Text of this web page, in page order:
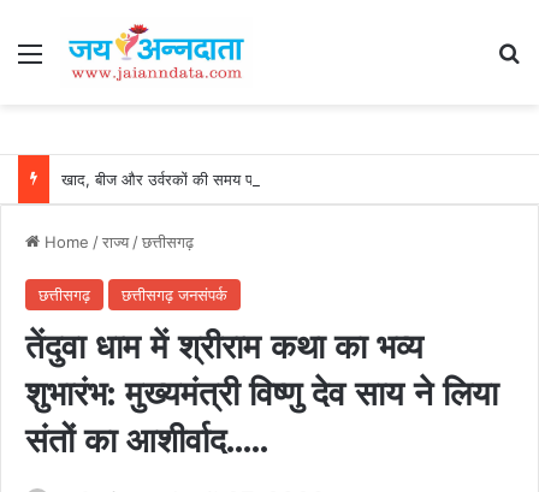
Menu
Home /राज्य/छत्तीसगढ़
छत्तीसगढ़ छत्तीसगढ़ जनसंपर्क
तेंदुवा धाम में श्रीराम कथा का भव्य
शुभारंभ: मुख्यमंत्री विष्णु देव साय ने लिया
संतों का आशीर्वाद…..